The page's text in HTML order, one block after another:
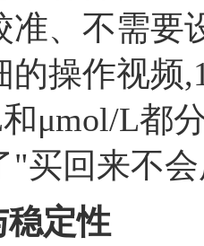
准、不需要
的操作视频
μmol/L都
"买回来不
定性